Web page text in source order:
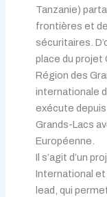
Tanzanie)
frontières et
sécuritaires.
place du projet
Région des
internationale
exécute
Grands-Lacs
Européenne.
Il s’agit d’un
International
lead, qui